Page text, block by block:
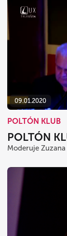
09.01.2020
POLTÓN KLUB
POLTÓN
Moderuje